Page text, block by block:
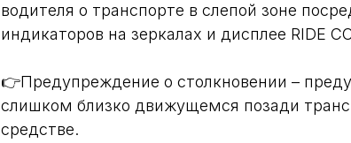
водителя о транспорте в слепой зоне
индикаторов на зеркалах и дисплее RIDE
👉Предупреждение о столкновении –
слишком близко движущемся позади
средстве.